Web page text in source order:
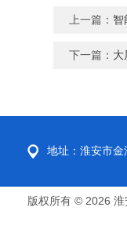
上一篇： 智
下一篇： 大
地址：淮安市
版权所有 © 2026 淮